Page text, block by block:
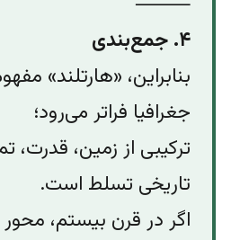
۴. جمع‌بندی
بنابراین، «هارتلند»
جغرافیا فراتر می‌رود؛
ترکیبی از زمین،
تاریخی تسلط است.
اگر در قرن بیستم،